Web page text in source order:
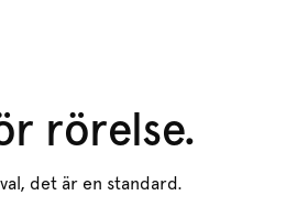
rörelse.
det är en standard.